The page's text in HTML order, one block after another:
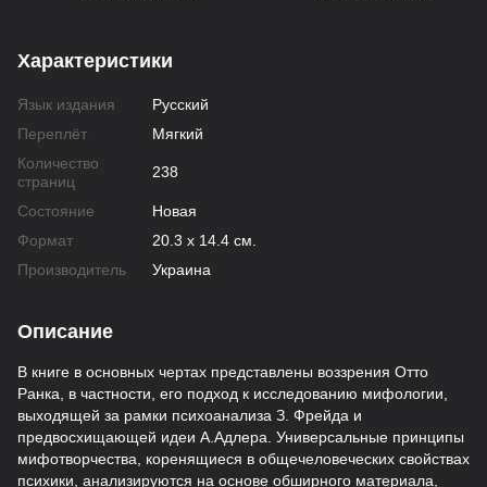
Характеристики
Язык издания
Русский
Переплёт
Мягкий
Количество
страниц
238
Состояние
Новая
Формат
20.3 х 14.4 см.
Производитель
Украина
Описание
В книге в основных чертах представлены воззрения Отто
Ранка, в частности, его подход к исследованию мифологии,
выходящей за рамки психоанализа З. Фрейда и
предвосхищающей идеи А.Адлера. Универсальные принципы
мифотворчества, коренящиеся в общечеловеческих свойствах
психики, анализируются на основе обширного материала,